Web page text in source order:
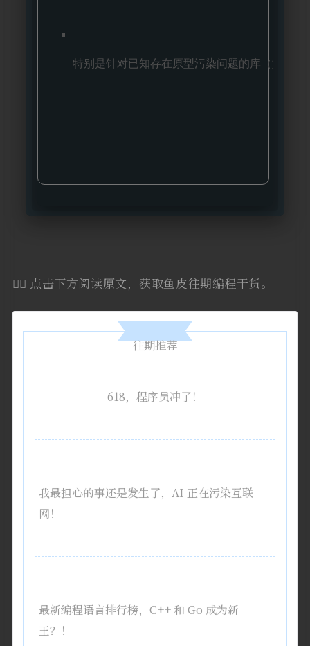
特别是针对已知存在原型污染问题的库（如
👇🏻 点击下方阅读原文，获取鱼皮往期编程干货。
往期推荐
618，程序员冲了！
我最担心的事还是发生了，AI 正在污染互联
网！
最新编程语言排行榜，C++ 和 Go 成为新
王？！